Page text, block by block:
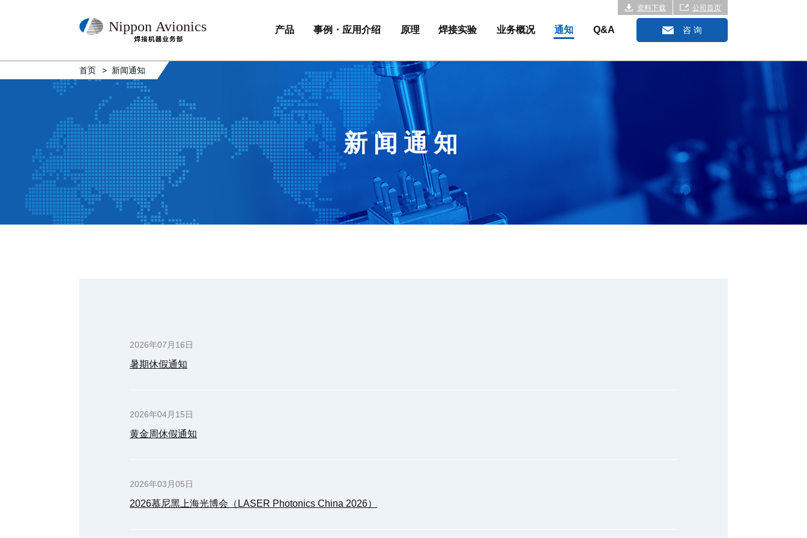
Nippon Avionics 产品 事例・应用介绍 原理 焊接实验 业务概况 通知 Q&A
资料下载 公司首页
咨 询
新闻通知
首页 新闻通知
2026年07月16日
暑期休假通知
2026年04月15日
黄金周休假通知
2026年03月05日
2026慕尼黑上海光博会（LASER Photonics China 2026）